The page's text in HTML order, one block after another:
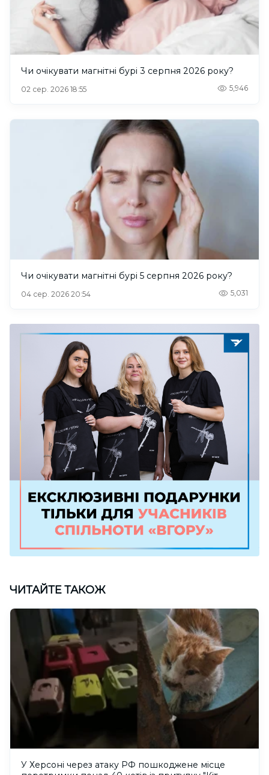
Чи очікувати магнітні бурі 3 серпня 2026 року?
02 сер. 2026 18:55 5,946
Чи очікувати магнітні бурі 5 серпня 2026 року?
04 сер. 2026 20:54 5,031
ЧИТАЙТЕ ТАКОЖ
У Херсоні через атаку РФ пошкоджене місце